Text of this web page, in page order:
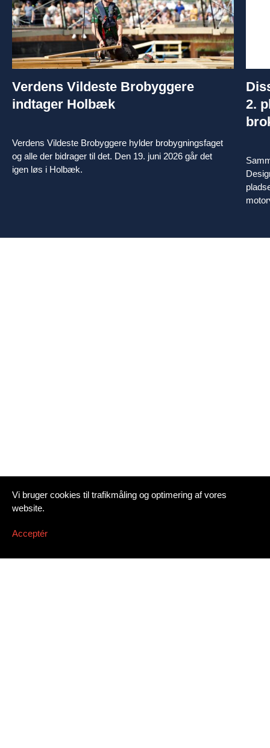
Verdens Vildeste Brobyggere
indtager Holbæk
Verdens Vildeste Brobyggere hylder brobygningsfaget
og alle der bidrager til det. Den 19. juni 2026 går det
igen løs i Holbæk.
2.
Vi bruger cookies til trafikmåling og optimering af vores
website.
Acceptér